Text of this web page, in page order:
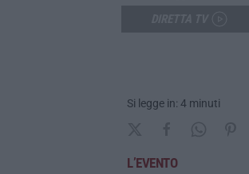
Si legge in: 4 minuti
L’EVENTO